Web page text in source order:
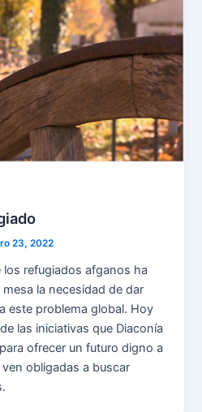
23, 2022
los refugiados afganos ha
la necesidad de dar
este problema global. Hoy
las iniciativas que Diaconía
ofrecer un futuro digno a
obligadas a buscar